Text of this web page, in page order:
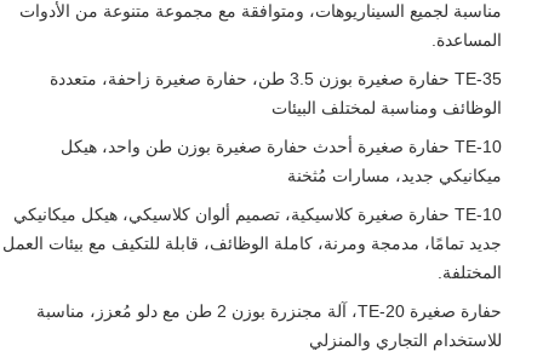
مناسبة لجميع السيناريوهات، ومتوافقة مع مجموعة متنوعة من الأدوات
المساعدة.
TE-35 حفارة صغيرة بوزن 3.5 طن، حفارة صغيرة زاحفة، متعددة
الوظائف ومناسبة لمختلف البيئات
TE-10 حفارة صغيرة أحدث حفارة صغيرة بوزن طن واحد، هيكل
ميكانيكي جديد، مسارات مُثخنة
TE-10 حفارة صغيرة كلاسيكية، تصميم ألوان كلاسيكي، هيكل ميكانيكي
جديد تمامًا، مدمجة ومرنة، كاملة الوظائف، قابلة للتكيف مع بيئات العمل
المختلفة.
حفارة صغيرة TE-20، آلة مجنزرة بوزن 2 طن مع دلو مُعزز، مناسبة
للاستخدام التجاري والمنزلي